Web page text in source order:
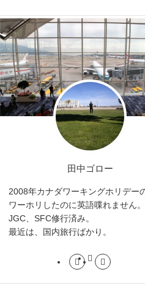
田中ゴロー
2008年カナダワーキングホリデー
ワーホリしたのに英語喋れません。
JGC、SFC修行済み。
最近は、国内旅行ばかり。